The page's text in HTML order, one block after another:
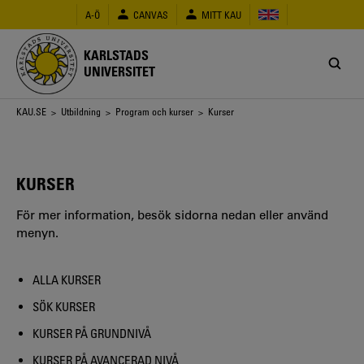
huvudinnehåll
A-Ö CANVAS MITT KAU
KARLSTADS
UNIVERSITET
Länkstig
KAU.SE > Utbildning > Program och kurser > Kurser
KURSER
För mer information, besök sidorna nedan eller använd
menyn.
ALLA KURSER
SÖK KURSER
KURSER PÅ GRUNDNIVÅ
KURSER PÅ AVANCERAD NIVÅ